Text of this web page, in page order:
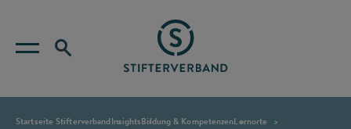
Startseite StifterverbandInsightsBildung & KompetenzenLernorte